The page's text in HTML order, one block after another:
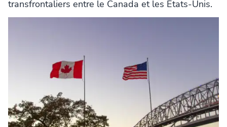
transfrontaliers entre le Canada et les États-Unis.